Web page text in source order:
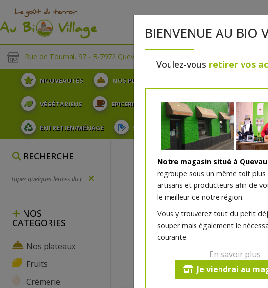
Rue de Tournai, 97 - B-7972 Quevaucamps
NOUVEAUTÉS NOS PLATEAUX
VÉGÉTARIENS EPICERIE PLATS TRAITEUR
ENTRETIEN/MÉNAGE SOINS ET HYGIÈNE DU CORPS
RECHERCHE
NOS
CATEGORIES
Nos plateaux
Fruits
Crèmerie
BIENVENUE AU BIO
Voulez-vous retirer vos
Notre magasin situé à
regroupe sous un même toit plus
artisans et producteurs afin de
le meilleur de notre région.
Vous y trouverez tout du petit
souper mais également le
courante.
En savoir plus
Je viendrai au
HUILES ESSENTIELLES